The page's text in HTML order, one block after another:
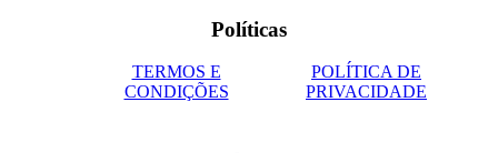
Políticas
TERMOS E
CONDIÇÕES
POLÍTICA DE
PRIVACIDADE